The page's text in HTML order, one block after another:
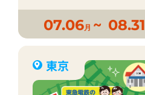
07.06月 08.31
東京